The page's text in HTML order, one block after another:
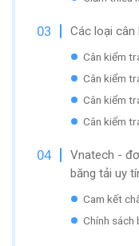
Các loại cân
Cân kiểm
Cân kiểm
Cân kiểm
Cân kiểm
Vnatech -
băng tải uy
Cam kết
Chính sách